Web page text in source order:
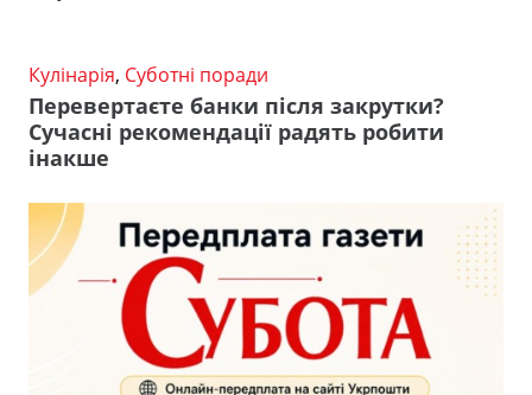
Кулінарія, Суботні поради
Перевертаєте банки після закрутки?
Сучасні рекомендації радять робити
інакше